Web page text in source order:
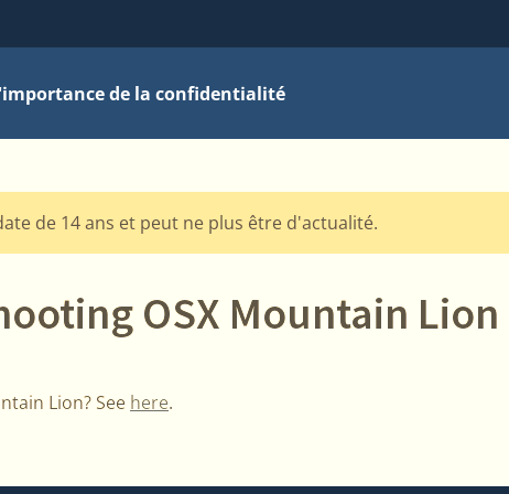
de la confidentialité
de 14 ans et peut ne plus être d'actualité.
OSX Mountain Lion
Lion? See here.